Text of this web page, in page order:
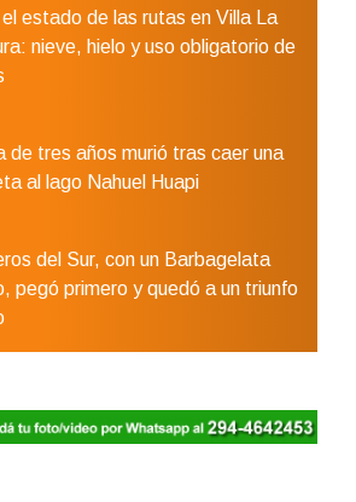
estado de las rutas en Villa La
nieve, hielo y uso obligatorio de
de tres años murió tras caer una
al lago Nahuel Huapi
del Sur, con un Barbagelata
pegó primero y quedó a un triunfo